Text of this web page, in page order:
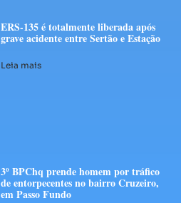
ERS-135 é totalmente liberada após
grave acidente entre Sertão e Estação
Leia mais
3º BPChq prende homem por tráfico
de entorpecentes no bairro Cruzeiro,
em Passo Fundo